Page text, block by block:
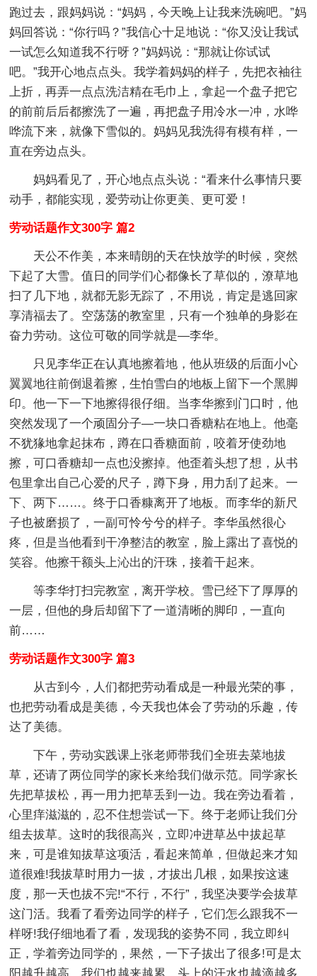
跑过去，跟妈妈说：“妈妈，今天晚上让我来洗碗吧。”妈
妈回答说：“你行吗？”我信心十足地说：“你又没让我试
一试怎么知道我不行呀？”妈妈说：“那就让你试试
吧。”我开心地点点头。我学着妈妈的样子，先把衣袖往
上折，再弄一点点洗洁精在毛巾上，拿起一个盘子把它
的前前后后都擦洗了一遍，再把盘子用冷水一冲，水哗
哗流下来，就像下雪似的。妈妈见我洗得有模有样，一
直在旁边点头。
妈妈看见了，开心地点点头说：“看来什么事情只要
动手，都能实现，爱劳动让你更美、更可爱！
劳动话题作文300字 篇2
天公不作美，本来晴朗的天在快放学的时候，突然
下起了大雪。值日的同学们心都像长了草似的，潦草地
扫了几下地，就都无影无踪了，不用说，肯定是逃回家
享清福去了。空荡荡的教室里，只有一个独单的身影在
奋力劳动。这位可敬的同学就是—李华。
只见李华正在认真地擦着地，他从班级的后面小心
翼翼地往前倒退着擦，生怕雪白的地板上留下一个黑脚
印。他一下一下地擦得很仔细。当李华擦到门口时，他
突然发现了一个顽固分子—一块口香糖粘在地上。他毫
不犹猭地拿起抹布，蹲在口香糖面前，咬着牙使劲地
擦，可口香糖却一点也没擦掉。他歪着头想了想，从书
包里拿出自己心爱的尺子，蹲下身，用力刮了起来。一
下、两下……。终于口香糠离开了地板。而李华的新尺
子也被磨损了，一副可怜兮兮的样子。李华虽然很心
疼，但是当他看到干净整洁的教室，脸上露出了喜悦的
笑容。他擦干额头上沁出的汗珠，接着干起来。
等李华打扫完教室，离开学校。雪已经下了厚厚的
一层，但他的身后却留下了一道清晰的脚印，一直向
前……
劳动话题作文300字 篇3
从古到今，人们都把劳动看成是一种最光荣的事，
也把劳动看成是美德，今天我也体会了劳动的乐趣，传
达了美德。
下午，劳动实践课上张老师带我们全班去菜地拔
草，还请了两位同学的家长来给我们做示范。同学家长
先把草拔松，再一用力把草丢到一边。我在旁边看着，
心里痒滋滋的，忍不住想尝试一下。终于老师让我们分
组去拔草。这时的我很高兴，立即冲进草丛中拔起草
来，可是谁知拔草这项活，看起来简单，但做起来才知
道很难!我拔草时用力一拔，才拔出几根，如果按这速
度，那一天也拔不完!“不行，不行”，我坚决要学会拔草
这门活。我看了看旁边同学的样子，它们怎么跟我不一
样呀!我仔细地看了看，发现我的姿势不同，我立即纠
正，学着旁边同学的，果然，一下子拔出了很多!可是太
阳越升越高，我们也越来越累，头上的汗水也越滴越多.